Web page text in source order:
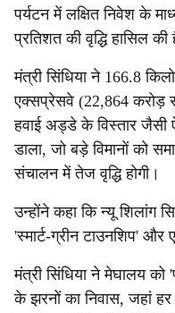
पर्यटन में लक्षित निवेश के
प्रतिशत की वृद्धि हासिल की
मंत्री सिंधिया ने 166.8
एक्सप्रेसवे (22,864 करोड़
हवाई अड्डे के विस्तार जैसी
डाला, जो बड़े विमानों को
संचालन में तेज वृद्धि होगी।
उन्होंने कहा कि न्यू शिलांग
'स्मार्ट-ग्रीन टाउनशिप'
मंत्री सिंधिया ने मेघालय को
के झरनों का निवास, जहां हर